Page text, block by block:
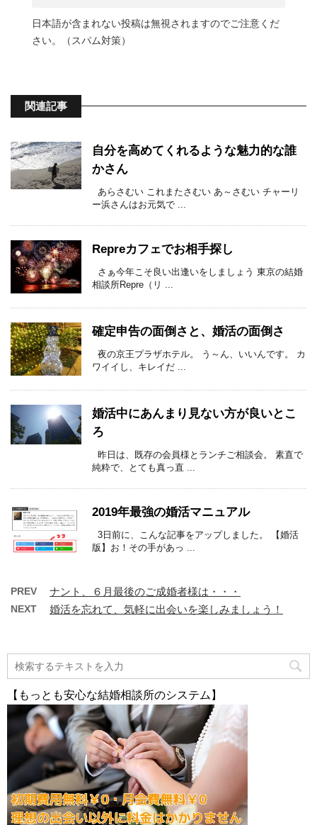
日本語が含まれない投稿は無視されますのでご注意くだ
さい。（スパム対策）
関連記事
自分を高めてくれるような魅力的な誰
かさん
あらさむい これまたさむい あ～さむい チャーリ
ー浜さんはお元気で ...
Repreカフェでお相手探し
さぁ今年こそ良い出逢いをしましょう 東京の結婚
相談所Repre（リ ...
確定申告の面倒さと、婚活の面倒さ
夜の京王プラザホテル。 う～ん、いいんです。 カ
ワイイし、キレイだ ...
婚活中にあんまり見ない方が良いとこ
ろ
昨日は、既存の会員様とランチご相談会。 素直で
純粋で、とても真っ直 ...
2019年最強の婚活マニュアル
3日前に、こんな記事をアップしました。 【婚活
版】お！その手があっ ...
PREV ナント、６月最後のご成婚者様は・・・
NEXT 婚活を忘れて、気軽に出会いを楽しみましょう！
【もっとも安心な結婚相談所のシステム】